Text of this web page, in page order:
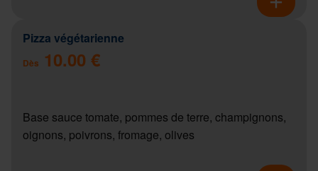
Pizza végétarienne
Dès 10.00 €
Base sauce tomate, pommes de terre, champignons,
oignons, poivrons, fromage, olives